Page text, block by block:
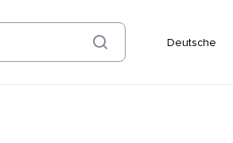
Deutsche
05 August